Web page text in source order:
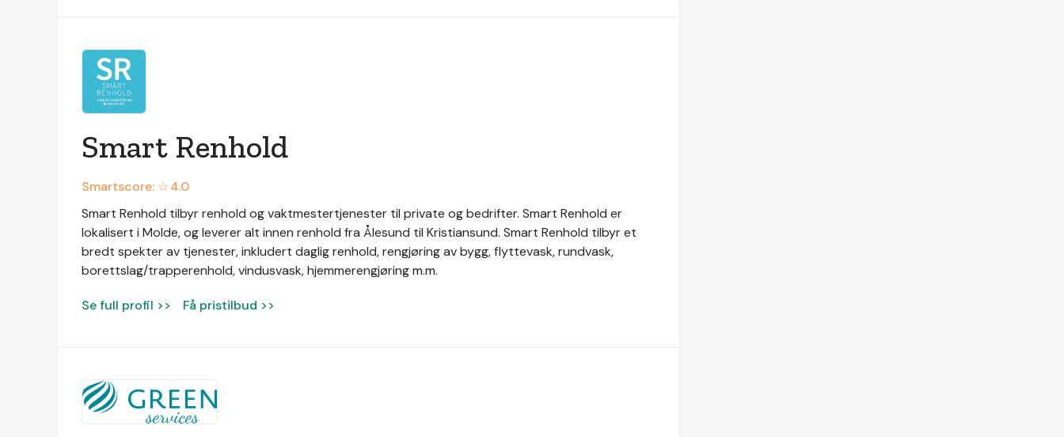
Smart Renhold
Smartscore: ☆4.0
Smart Renhold tilbyr renhold og vaktmestertjenester til private og bedrifter. Smart Renhold er
lokalisert i Molde, og leverer alt innen renhold fra Ålesund til Kristiansund. Smart Renhold tilbyr et
bredt spekter av tjenester, inkludert daglig renhold, rengjøring av bygg, flyttevask, rundvask,
borettslag/trapperenhold, vindusvask, hjemmerengjøring m.m.
Se full profil >> Få pristilbud >>